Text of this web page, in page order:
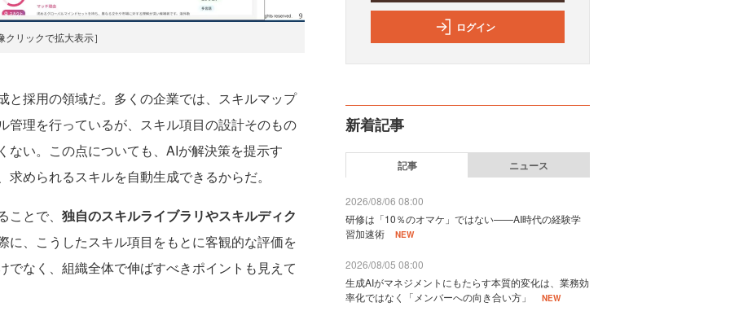
クリックで拡大表示］
採用の領域だ。多くの企業では、スキルマップ
管理を行っているが、スキル項目の設計そのもの
ない。この点についても、AIが解決策を提示す
められるスキルを自動生成できるからだ。
とで、 独自のスキルライブラリやスキルディク
に、こうしたスキル項目をもとに客観的な評価を
でなく、組織全体で伸ばすべきポイントも見えて
ログイン
新着記事
記事 ニュース
2026/08/06 08:00
研修は「10％のオマケ」ではない——AI時代の経験学
習加速術
NEW
2026/08/05 08:00
生成AIがマネジメントにもたらす本質的変化は、業務効
率化ではなく「メンバーへの向き合い方」
NEW